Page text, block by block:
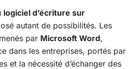
logiciel d’écriture sur
autant de possibilités. Les
par Microsoft Word,
dans les entreprises, portés par
et la nécessité d’échanger des